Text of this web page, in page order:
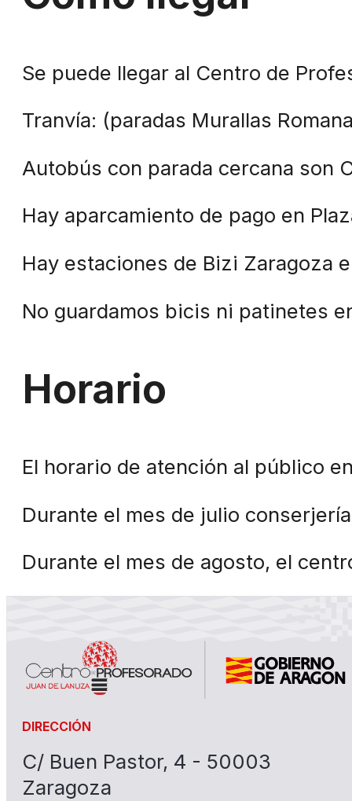
Se puede llegar al Centro de
Tranvía: (paradas Murallas
Autobús con parada cercana son
Hay aparcamiento de pago en
Hay estaciones de Bizi Zaragoza
No guardamos bicis ni patinetes
Horario
El horario de atención al público
Durante el mes de julio
Durante el mes de agosto, el
DIRECCIÓN
C/ Buen Pastor, 4 - 50003
Zaragoza